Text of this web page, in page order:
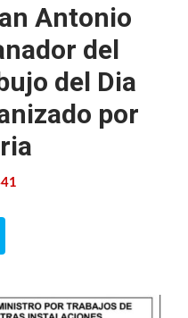
Antonio
del
del Dia
por